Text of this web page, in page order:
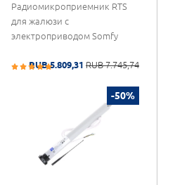
Радиомикроприемник RTS
для жалюзи с
электроприводом Somfy
RUB 5.809,31 RUB 7.745,74
-50%